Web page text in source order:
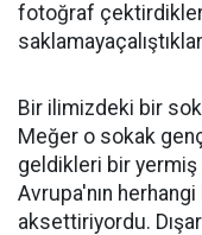
fotoğraf
Bir ilimizdeki bir
Meğer o sokak
geldikleri bir yermiş
Avrupa'nın
aksettiriyordu.